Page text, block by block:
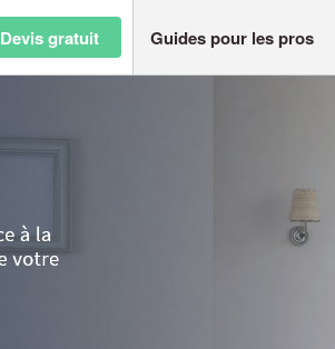
Devis gratuit Guides pour les pros